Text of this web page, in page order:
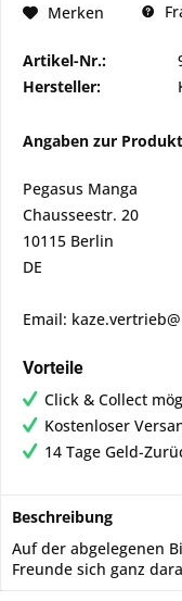
Merken
Artikel-Nr.:
Hersteller:
Angaben zur
Pegasus Manga
Chausseestr. 20
10115 Berlin
DE
Email:
Vorteile
Click & Collect
Kostenloser
14 Tage Geld-
Beschreibung
Auf der abgelegenen
Freunde sich ganz